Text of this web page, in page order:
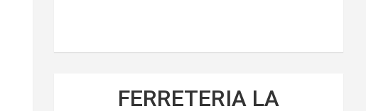
FERRETERIA LA